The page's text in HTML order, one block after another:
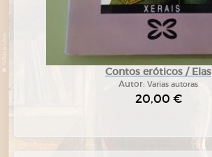
Contos eróticos / Elas
Autor: Varias autoras
20,00 €